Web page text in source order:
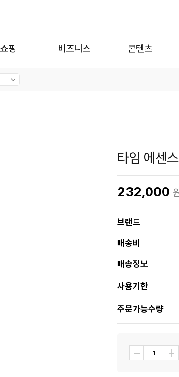
쇼핑 비즈니스 콘텐츠
타임 에센
232,000
브랜드
배송비
배송정보
사용기한
주문가능수량
― ┼